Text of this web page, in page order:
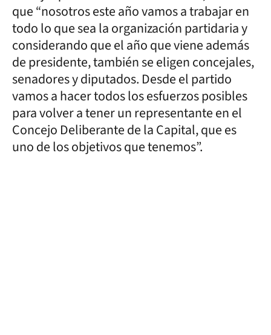
que “nosotros este año vamos a trabajar en
todo lo que sea la organización partidaria y
considerando que el año que viene además
de presidente, también se eligen concejales,
senadores y diputados. Desde el partido
vamos a hacer todos los esfuerzos posibles
para volver a tener un representante en el
Concejo Deliberante de la Capital, que es
uno de los objetivos que tenemos”.